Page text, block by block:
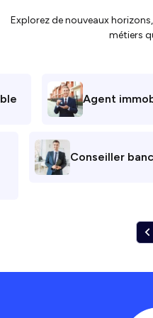
Explorez de nouveaux
métiers
Agent
Conseiller